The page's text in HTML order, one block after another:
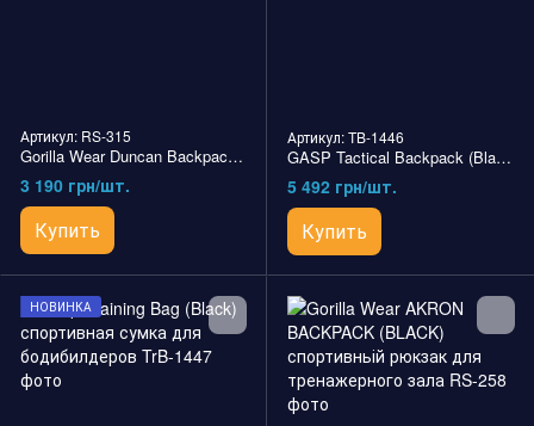
Артикул: RS-315
Gorilla Wear Duncan Backpack (Army Green) рюкзак спортивньій.
3 190 грн/шт.
Купить
Артикул: TB-1446
GASP Tactical Backpack (Black) спортивный рюкзак для бодибилдеров
5 492 грн/шт.
Купить
НОВИНКА